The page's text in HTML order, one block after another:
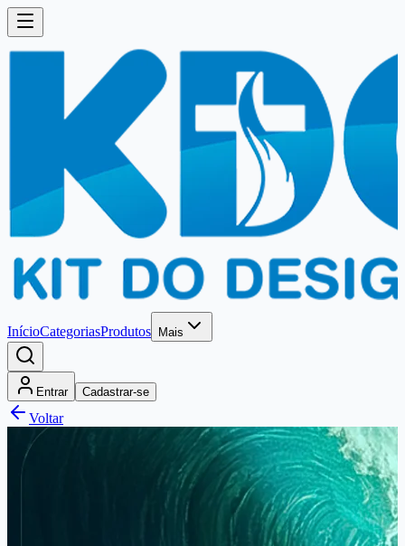
InícioCategoriasProdutos Mais
Entrar Cadastrar-se
Voltar